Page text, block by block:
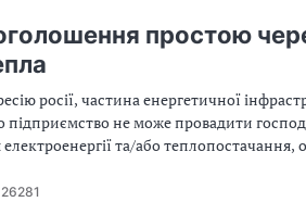
простою
росії, частина енергетичної
оформіть наказ про простій.
26281